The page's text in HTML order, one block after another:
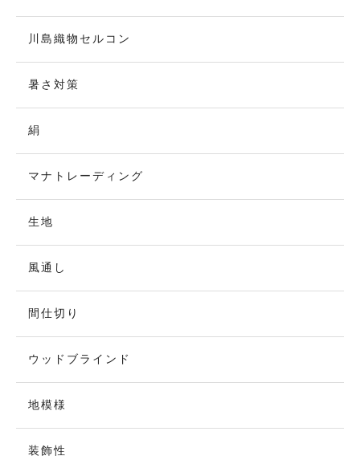
川島織物セルコン
暑さ対策
絹
マナトレーディング
生地
風通し
間仕切り
ウッドブラインド
地模様
装飾性